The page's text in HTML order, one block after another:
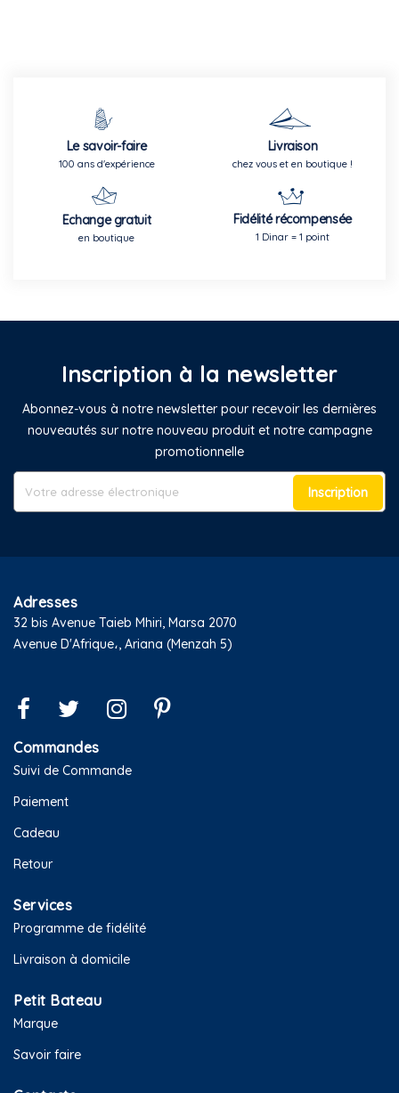
Le savoir-faire
100 ans d'expérience
Livraison
chez vous et en boutique !
Echange gratuit
en boutique
Fidélité récompensée
1 Dinar = 1 point
Inscription à la newsletter
Abonnez-vous à notre newsletter pour recevoir les dernières
nouveautés sur notre nouveau produit et notre campagne
promotionnelle
Inscription
Adresses
32 bis Avenue Taieb Mhiri, Marsa 2070
Avenue D'Afrique،, Ariana (Menzah 5)
Commandes
Suivi de Commande
Paiement
Cadeau
Retour
Services
Programme de fidélité
Livraison à domicile
Petit Bateau
Marque
Savoir faire